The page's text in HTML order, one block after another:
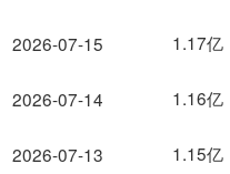
2026-07-15
2026-07-14
2026-07-13
1.17亿
1.16亿
1.15亿